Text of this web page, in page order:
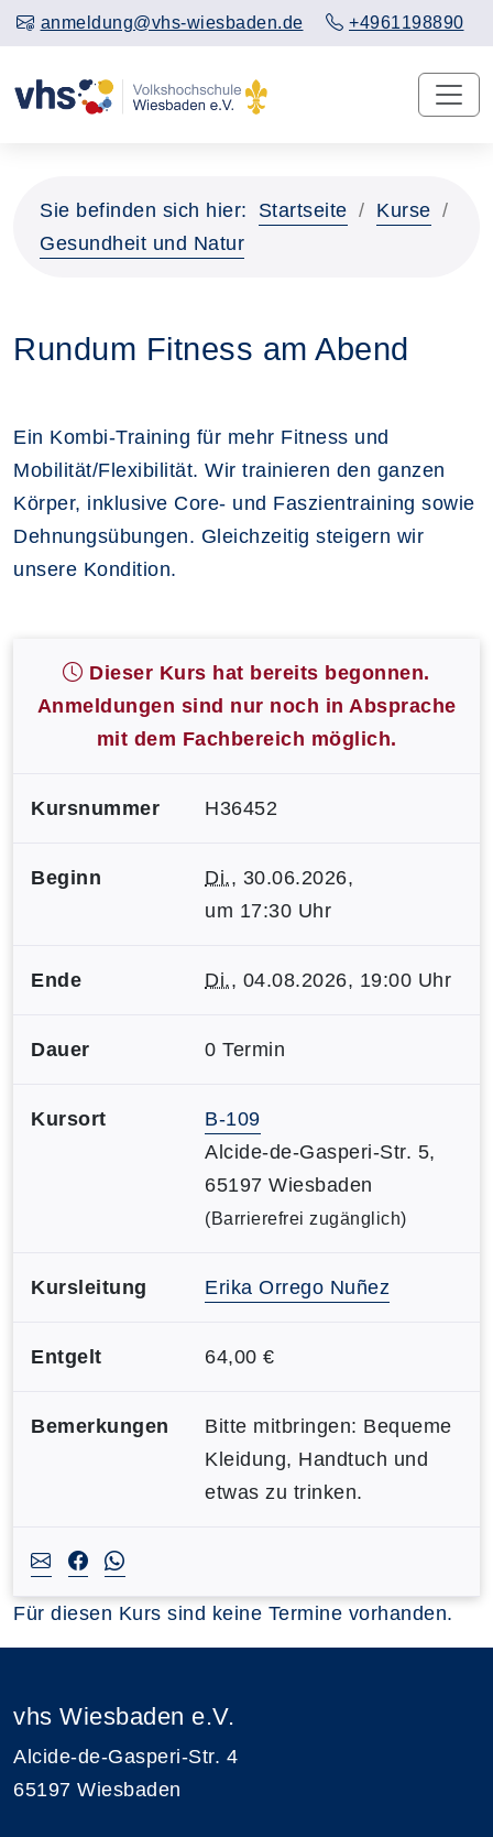
anmeldung@vhs-wiesbaden.de +4961198890
Sie befinden sich hier: Startseite
Kurse
Gesundheit und Natur
Rundum Fitness am Abend
Ein Kombi-Training für mehr Fitness und
Mobilität/Flexibilität. Wir trainieren den ganzen
Körper, inklusive Core- und Faszientraining sowie
Dehnungsübungen. Gleichzeitig steigern wir
unsere Kondition.
Dieser Kurs hat bereits begonnen.
Anmeldungen sind nur noch in Absprache
mit dem Fachbereich möglich.
Kursnummer H36452
Beginn Di., 30.06.2026,
um 17:30 Uhr
Ende Di., 04.08.2026, 19:00 Uhr
Dauer 0 Termin
Kursort
B-109
Alcide-de-Gasperi-Str. 5,
65197 Wiesbaden
(Barrierefrei zugänglich)
Kursleitung Erika Orrego Nuñez
Entgelt 64,00 €
Bemerkungen
Bitte mitbringen: Bequeme
Kleidung, Handtuch und
etwas zu trinken.
Für diesen Kurs sind keine Termine vorhanden.
vhs Wiesbaden e.V.
Alcide-de-Gasperi-Str. 4
65197 Wiesbaden